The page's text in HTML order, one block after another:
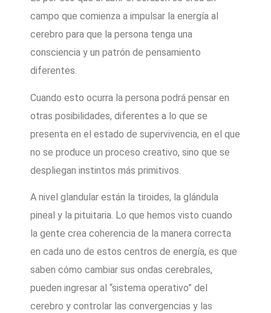
campo que comienza a impulsar la energía al
cerebro para que la persona tenga una
consciencia y un patrón de pensamiento
diferentes.
Cuando esto ocurra la persona podrá pensar en
otras posibilidades, diferentes a lo que se
presenta en el estado de supervivencia, en el que
no se produce un proceso creativo, sino que se
despliegan instintos más primitivos.
A nivel glandular están la tiroides, la glándula
pineal y la pituitaria. Lo que hemos visto cuando
la gente crea coherencia de la manera correcta
en cada uno de estos centros de energía, es que
saben cómo cambiar sus ondas cerebrales,
pueden ingresar al “sistema operativo” del
cerebro y controlar las convergencias y las